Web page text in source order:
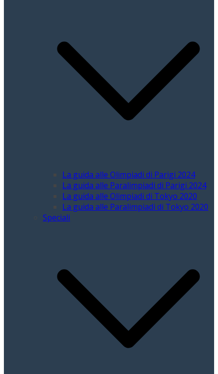
La guida alle Olimpiadi di Parigi 2024
La guida alle Paralimpiadi di Parigi 2024
La guida alle Olimpiadi di Tokyo 2020
La guida alle Paralimpiadi di Tokyo 2020
Speciali